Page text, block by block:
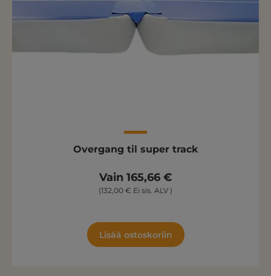
Overgang til super track
Vain 165,66 €
(132,00 € Ei sis. ALV )
Lisää ostoskoriin